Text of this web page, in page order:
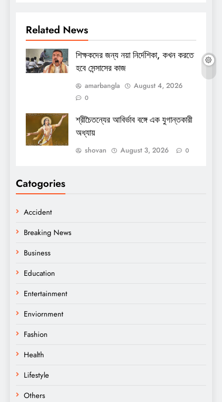
Related News
শিক্ষকদের জন্য নয়া নির্দেশিকা, কখন করতে
হবে সেন্সাসের কাজ
amarbangla August 4, 2026
0
শ্রীচৈতন্যের আবির্ভাব বঙ্গে এক যুগান্তকারী
অধ্যায়
shovan August 3, 2026 0
Catogories
Accident
Breaking News
Business
Education
Entertainment
Enviornment
Fashion
Health
Lifestyle
Others